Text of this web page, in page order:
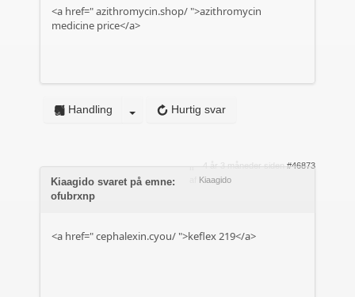
<a href="azithromycin.shop/ ">azithromycin
medicine price</a>
Hurtig svar
Handling
4 år 3 måneder siden #46873
Kiaagido
Kiaagido svaret på emne:
ofubrxnp
<a href="cephalexin.cyou/ ">keflex 219</a>